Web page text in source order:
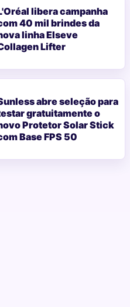
libera campanha
40 mil brindes da
linha Elseve
Lifter
abre seleção para
gratuitamente o
Protetor Solar Stick
Base FPS 50